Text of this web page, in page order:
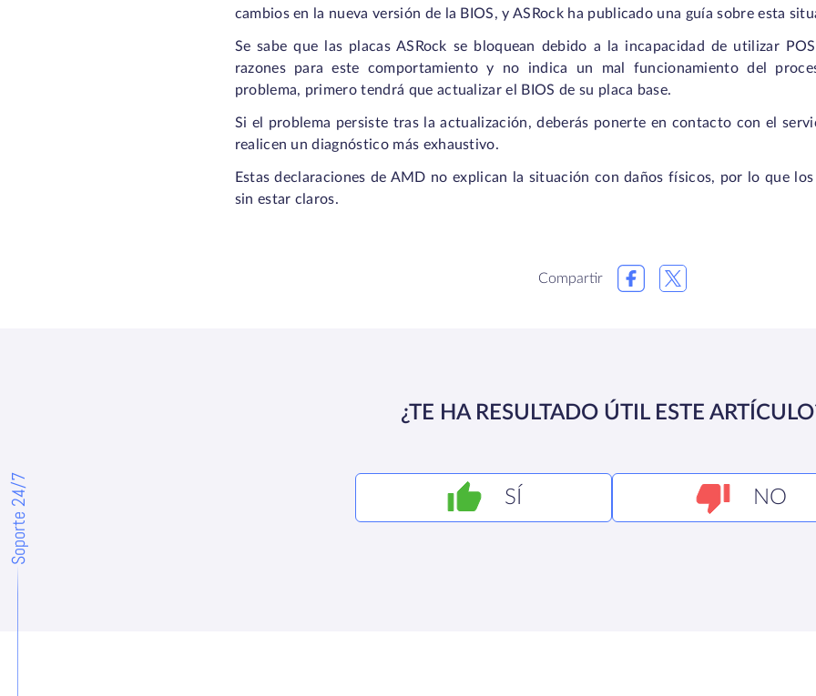
Soporte 24/7
cambios en la nueva versión de la BIOS, y ASRock ha publicado una guía sobre esta
Se sabe que las placas ASRock se bloquean debido a la incapacidad de utilizar
razones para este comportamiento y no indica un mal funcionamiento del
problema, primero tendrá que actualizar el BIOS de su placa base.
Si el problema persiste tras la actualización, deberás ponerte en contacto con el
realicen un diagnóstico más exhaustivo.
Estas declaraciones de AMD no explican la situación con daños físicos, por lo que
sin estar claros.
Compartir
¿TE HA RESULTADO ÚTIL ESTE
SÍ NO